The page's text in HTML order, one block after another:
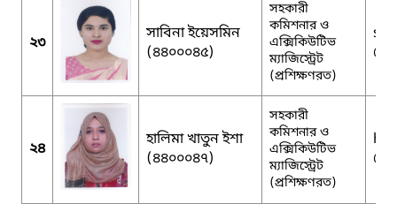
২৩
সাবিনা ইয়েসমিন
(৪৪০০০৪৫)
সহকারী
কমিশনার ও
এক্সিকিউটিভ
ম্যাজিস্ট্রেট
(প্রশিক্ষণরত)
২৪
হালিমা খাতুন ইশা
(৪৪০০০৪৭)
সহকারী
কমিশনার ও
এক্সিকিউটিভ
ম্যাজিস্ট্রেট
(প্রশিক্ষণরত)